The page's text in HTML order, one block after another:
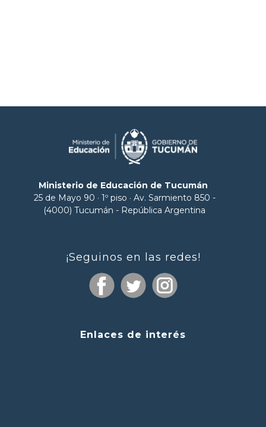
Ministerio de Educación de Tucumán
25 de Mayo 90 · 1º piso · Av. Sarmiento 850 -
(4000) Tucumán - República Argentina
¡Seguinos en las redes!
Enlaces de interés